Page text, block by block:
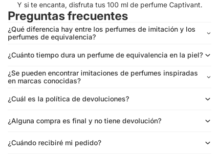
Y si te encanta, disfruta tus 100 ml de perfume Captivant.
Preguntas frecuentes
¿Qué diferencia hay entre los perfumes de imitación y los
perfumes de equivalencia?
¿Cuánto tiempo dura un perfume de equivalencia en la piel?
¿Se pueden encontrar imitaciones de perfumes inspiradas
en marcas conocidas?
¿Cuál es la política de devoluciones?
¿Alguna compra es final y no tiene devolución?
¿Cuándo recibiré mi pedido?